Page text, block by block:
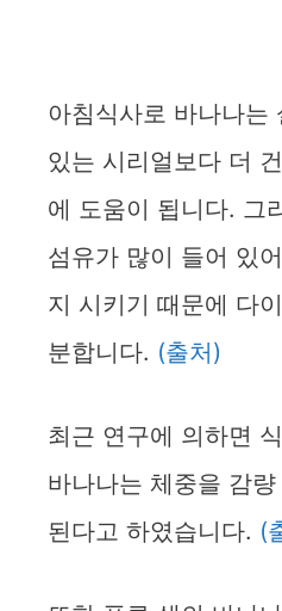
아침식사로 바나나는
있는 시리얼보다 더
에 도움이 됩니다. 그
섬유가 많이 들어 있
지 시키기 때문에 다
분합니다. (출처)
최근 연구에 의하면
바나나는 체중을 감
된다고 하였습니다. (